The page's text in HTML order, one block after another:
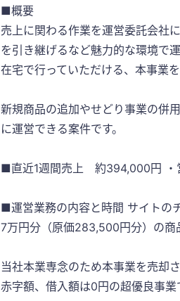
■概要
売上に関わる作業を運営委託会社
を引き継げるなど魅力的な環境で
在宅で行っていただける、本事業
新規商品の追加やせどり事業の併
に運営できる案件です。
■直近1週間売上 約394,000円 ・
■運営業務の内容と時間 サイトの
7万円分（原価283,500円分）の商
当社本業専念のため本事業を売却
赤字額、借入額は0円の超優良事業